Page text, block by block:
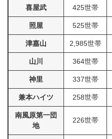
喜屋武 425世帯
照屋 525世帯
津嘉山 2,985世帯
山川 364世帯
神里 337世帯
兼本ハイツ 258世帯
南風原第一団
地
226世帯